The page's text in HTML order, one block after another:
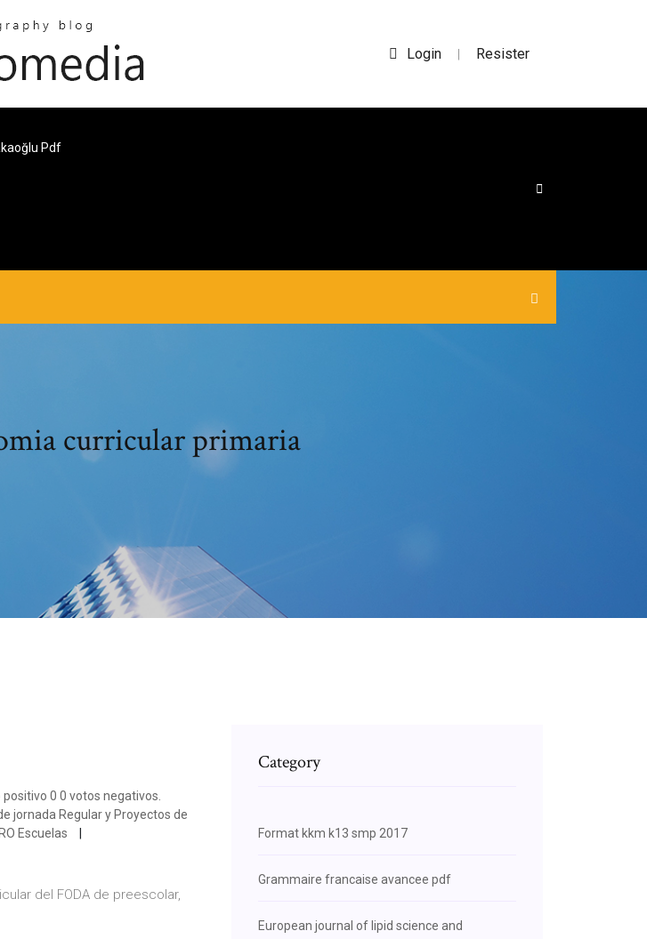
Login | Resister
Pdf
curricular primaria
0 0 votos negativos.
jornada Regular y Proyectos de
Escuelas
del FODA de preescolar,
Category
Format kkm k13 smp 2017
Grammaire francaise avancee pdf
European journal of lipid science and